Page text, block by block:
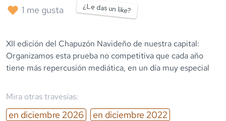
1 me gusta ¿Le das un like?
XII edición del Chapuzón Navideño de nuestra capital:
Organizamos esta prueba no competitiva que cada año
tiene más repercusión mediática, en un día muy especial
Mira otras travesías:
en diciembre 2026 en diciembre 2022